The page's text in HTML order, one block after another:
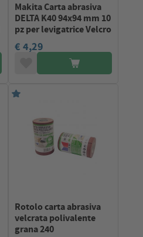
Makita Carta abrasiva
DELTA K40 94x94 mm 10
pz per levigatrice Velcro
€ 4,29
Rotolo carta abrasiva
velcrata polivalente
grana 240